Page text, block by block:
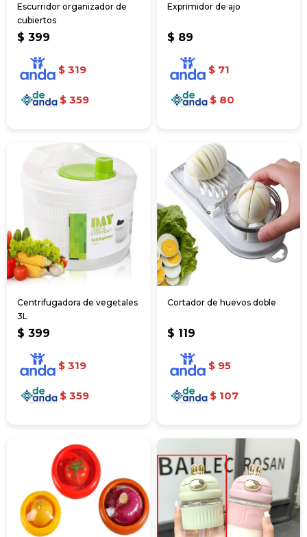
Escurridor organizador de
cubiertos
$ 399
$ 319
$ 359
Exprimidor de ajo
$ 89
$ 71
$ 80
Centrifugadora de vegetales
3L
$ 399
$ 319
$ 359
Cortador de huevos doble
$ 119
$ 95
$ 107